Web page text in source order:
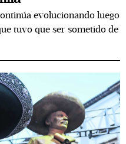
evolucionando luego
tuvo que ser sometido de